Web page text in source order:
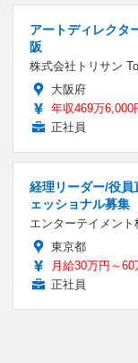
アートディレクタ
阪
株式会社トリサン
大阪府
年収469万6,000
正社員
経理リーダー/役
ェッショナル募集
エンターテイメント
東京都
月給30万円～60
正社員